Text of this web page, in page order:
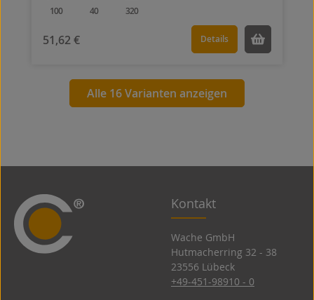
100 40 320
51,62 € Details
Alle 16 Varianten anzeigen
Kontakt
Wache GmbH
Hutmacherring 32 ­- 38
23556 Lübeck
+49-451-98910 - 0